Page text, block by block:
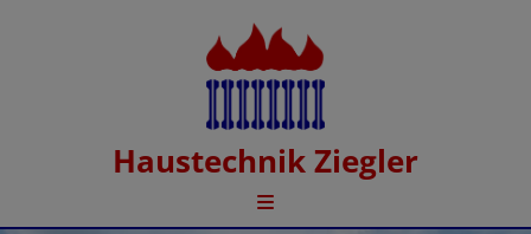
Haustechnik Ziegler